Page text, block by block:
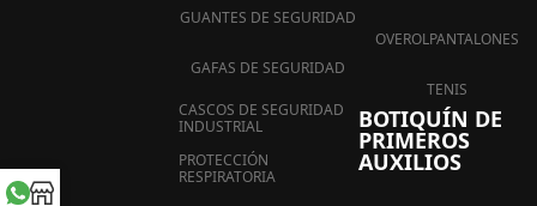
GUANTES DE SEGURIDAD
GAFAS DE SEGURIDAD
CASCOS DE SEGURIDAD
INDUSTRIAL
PROTECCIÓN
RESPIRATORIA
OVEROLPANTALONES
TENIS
BOTIQUÍN DE
PRIMEROS
AUXILIOS